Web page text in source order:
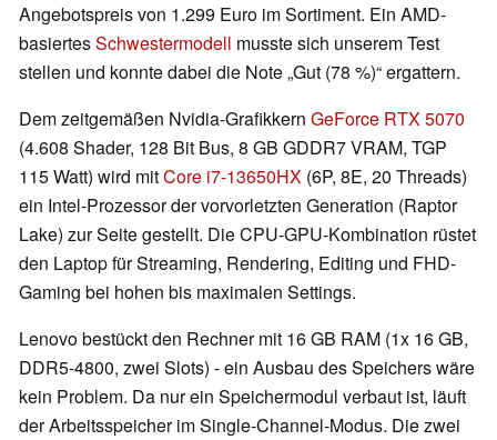
Angebotspreis von 1.299 Euro im Sortiment. Ein AMD-
basiertesSchwestermodell musste sich unserem Test
stellen und konnte dabei die Note „Gut (78 %)“ ergattern.
Dem zeitgemäßen Nvidia-Grafikkern GeForce RTX 5070
(4.608 Shader, 128 Bit Bus, 8 GB GDDR7 VRAM, TGP
115 Watt) wird mitCore i7-13650HX (6P, 8E, 20 Threads)
ein Intel-Prozessor der vorvorletzten Generation (Raptor
Lake) zur Seite gestellt. Die CPU-GPU-Kombination rüstet
den Laptop für Streaming, Rendering, Editing und FHD-
Gaming bei hohen bis maximalen Settings.
Lenovo bestückt den Rechner mit 16 GB RAM (1x 16 GB,
DDR5-4800, zwei Slots) - ein Ausbau des Speichers wäre
kein Problem. Da nur ein Speichermodul verbaut ist, läuft
der Arbeitsspeicher im Single-Channel-Modus. Die zwei